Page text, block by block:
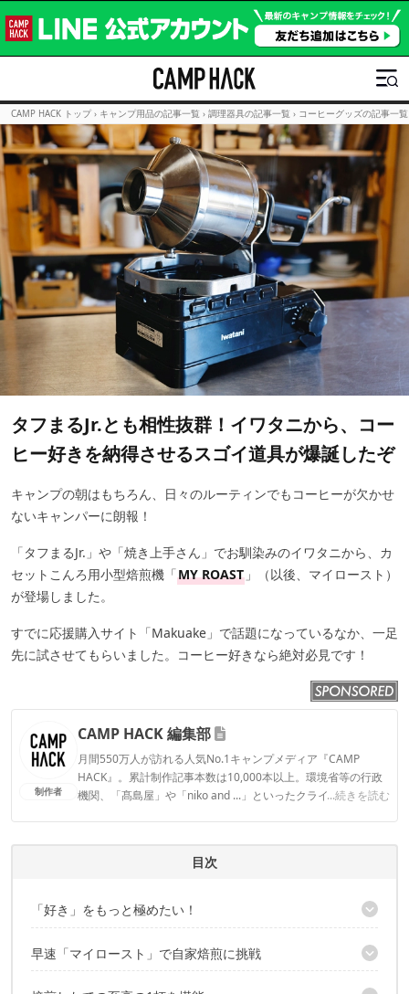
CAMP HACK トップ › キャンプ用品の記事一覧 › 調理器具の記事一覧 › コーヒーグッズの記事一覧
タフまるJr.とも相性抜群！イワタニから、コー
ヒー好きを納得させるスゴイ道具が爆誕したぞ
キャンプの朝はもちろん、日々のルーティンでもコーヒーが欠かせ
ないキャンパーに朗報！
「タフまるJr.」や「焼き上手さん」でお馴染みのイワタニから、カ
セットこんろ用小型焙煎機「MY ROAST 」（以後、マイロースト）
が登場しました。
すでに応援購入サイト「Makuake」で話題になっているなか、一足
先に試させてもらいました。コーヒー好きなら絶対必見です！
制作者
CAMP HACK 編集部
月間550万人が訪れる人気No.1キャンプメディア『CAMP
HACK』。累計制作記事本数は10,000本以上。環境省等の行政
機関、「髙島屋」や「niko and ...」といったクライアントとの
...続きを読む
CAMP HACK 編集部のプロフィール
目次
「好き」をもっと極めたい！
あのイワタニがハンドロースターを開発！
焙煎機のパイオニア「フジローヤル」が設計・監修
早速「マイロースト」で自家焙煎に挑戦